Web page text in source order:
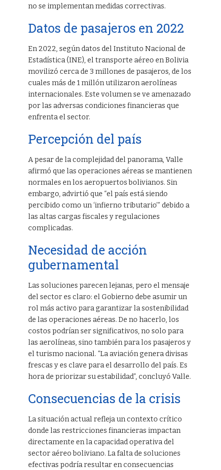
no se implementan medidas correctivas.
Datos de pasajeros en 2022
En 2022, según datos del Instituto Nacional de
Estadística (INE), el transporte aéreo en Bolivia
movilizó cerca de 3 millones de pasajeros, de los
cuales más de 1 millón utilizaron aerolíneas
internacionales. Este volumen se ve amenazado
por las adversas condiciones financieras que
enfrenta el sector.
Percepción del país
A pesar de la complejidad del panorama, Valle
afirmó que las operaciones aéreas se mantienen
normales en los aeropuertos bolivianos. Sin
embargo, advirtió que “el país está siendo
percibido como un ‘infierno tributario’” debido a
las altas cargas fiscales y regulaciones
complicadas.
Necesidad de acción
gubernamental
Las soluciones parecen lejanas, pero el mensaje
del sector es claro: el Gobierno debe asumir un
rol más activo para garantizar la sostenibilidad
de las operaciones aéreas. De no hacerlo, los
costos podrían ser significativos, no solo para
las aerolíneas, sino también para los pasajeros y
el turismo nacional. “La aviación genera divisas
frescas y es clave para el desarrollo del país. Es
hora de priorizar su estabilidad”, concluyó Valle.
Consecuencias de la crisis
La situación actual refleja un contexto crítico
donde las restricciones financieras impactan
directamente en la capacidad operativa del
sector aéreo boliviano. La falta de soluciones
efectivas podría resultar en consecuencias